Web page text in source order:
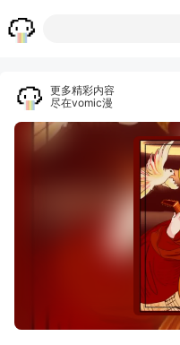
更多精彩内容
尽在vomic漫